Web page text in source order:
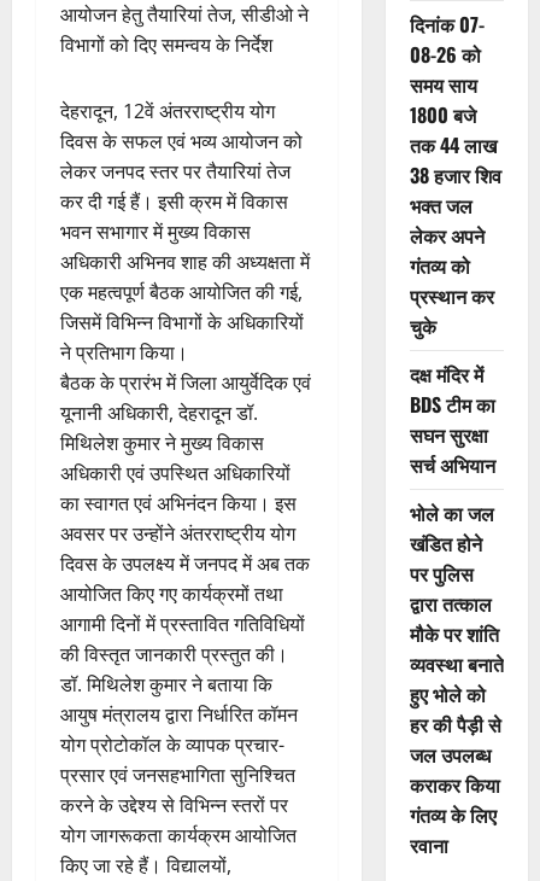
आयोजन हेतु तैयारियां तेज, सीडीओ ने
विभागों को दिए समन्वय के निर्देश
देहरादून, 12वें अंतरराष्ट्रीय योग
दिवस के सफल एवं भव्य आयोजन को
लेकर जनपद स्तर पर तैयारियां तेज
कर दी गई हैं। इसी क्रम में विकास
भवन सभागार में मुख्य विकास
अधिकारी अभिनव शाह की अध्यक्षता में
एक महत्वपूर्ण बैठक आयोजित की गई,
जिसमें विभिन्न विभागों के अधिकारियों
ने प्रतिभाग किया।
बैठक के प्रारंभ में जिला आयुर्वेदिक एवं
यूनानी अधिकारी, देहरादून डॉ.
मिथिलेश कुमार ने मुख्य विकास
अधिकारी एवं उपस्थित अधिकारियों
का स्वागत एवं अभिनंदन किया। इस
अवसर पर उन्होंने अंतरराष्ट्रीय योग
दिवस के उपलक्ष्य में जनपद में अब तक
आयोजित किए गए कार्यक्रमों तथा
आगामी दिनों में प्रस्तावित गतिविधियों
की विस्तृत जानकारी प्रस्तुत की।
डॉ. मिथिलेश कुमार ने बताया कि
आयुष मंत्रालय द्वारा निर्धारित कॉमन
योग प्रोटोकॉल के व्यापक प्रचार-
प्रसार एवं जनसहभागिता सुनिश्चित
करने के उद्देश्य से विभिन्न स्तरों पर
योग जागरूकता कार्यक्रम आयोजित
किए जा रहे हैं। विद्यालयों,
दिनांक 07-
08-26 को
समय साय
1800 बजे
तक 44 लाख
38 हजार शिव
भक्त जल
लेकर अपने
गंतव्य को
प्रस्थान कर
चुके
दक्ष मंदिर में
BDS टीम का
सघन सुरक्षा
सर्च अभियान
भोले का जल
खंडित होने
पर पुलिस
द्वारा तत्काल
मौके पर शांति
व्यवस्था बनाते
हुए भोले को
हर की पैड़ी से
जल उपलब्ध
कराकर किया
गंतव्य के लिए
रवाना